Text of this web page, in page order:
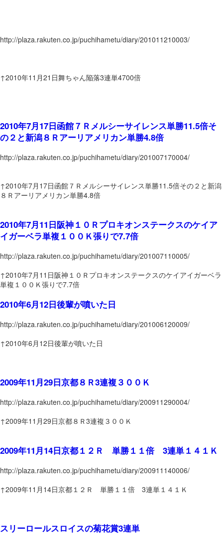
http://plaza.rakuten.co.jp/puchihametu/diary/201011210003/
↑2010年11月21日舞ちゃん陥落3連単4700倍
2010年7月17日函館７Ｒメルシーサイレンス単勝11.5倍そ
の２と新潟８Ｒアーリアメリカン単勝4.8倍
http://plaza.rakuten.co.jp/puchihametu/diary/201007170004/
↑2010年7月17日函館７Ｒメルシーサイレンス単勝11.5倍その２と新潟
８Ｒアーリアメリカン単勝4.8倍
2010年7月11日阪神１０Ｒプロキオンステークスのケイア
イガーベラ単複１００Ｋ張りで7.7倍
http://plaza.rakuten.co.jp/puchihametu/diary/201007110005/
↑2010年7月11日阪神１０Ｒプロキオンステークスのケイアイガーベラ
単複１００Ｋ張りで7.7倍
2010年6月12日後輩が噴いた日
http://plaza.rakuten.co.jp/puchihametu/diary/201006120009/
↑2010年6月12日後輩が噴いた日
2009年11月29日京都８Ｒ3連複３００Ｋ
http://plaza.rakuten.co.jp/puchihametu/diary/200911290004/
↑2009年11月29日京都８Ｒ3連複３００Ｋ
2009年11月14日京都１２Ｒ 単勝１１倍 3連単１４１Ｋ
http://plaza.rakuten.co.jp/puchihametu/diary/200911140006/
↑2009年11月14日京都１２Ｒ 単勝１１倍 3連単１４１Ｋ
スリーロールスロイスの菊花賞3連単